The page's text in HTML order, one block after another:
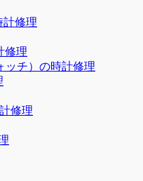
計修理
修理
ッチ）の時計修理
修理